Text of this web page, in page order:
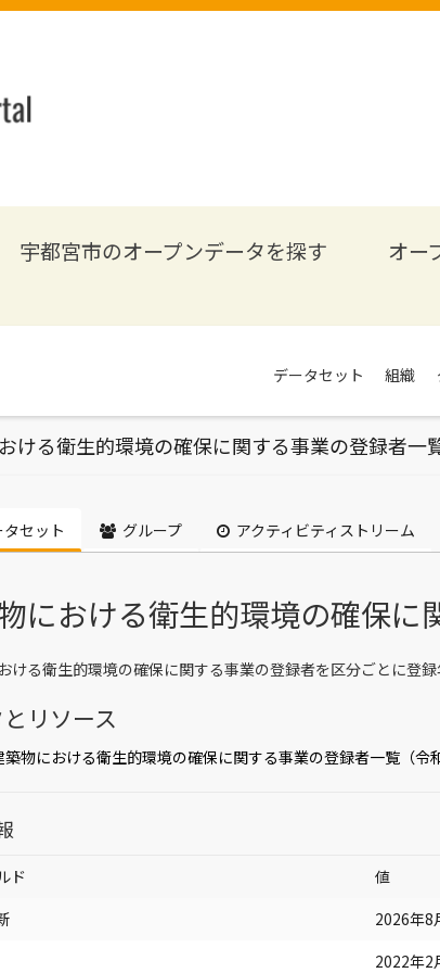
宇都宮市のオープンデータを探す オー
データセット 組織
ける衛生的環境の確保に関する事業の登録者一
タセット グループ アクティビティストリーム
における衛生的環境の確保に
ける衛生的環境の確保に関する事業の登録者を区分ごとに登録
リソース
築物における衛生的環境の確保に関する事業の登録者一覧（令
ド
値
2026年8
2022年2